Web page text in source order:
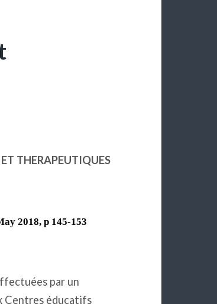
THERAPEUTIQUES
2018, p 145-153
par un
Centres éducatifs